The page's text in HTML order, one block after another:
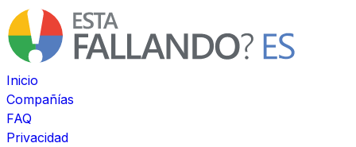
Inicio
Compañías
FAQ
Privacidad